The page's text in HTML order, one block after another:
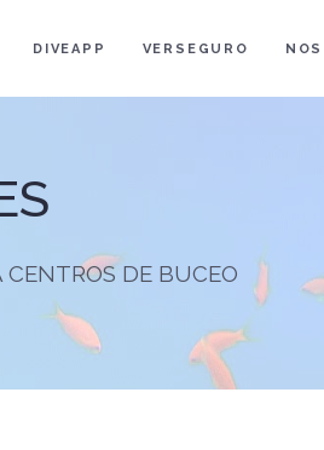
DIVEAPP VERSEGURO
CENTROS DE BUCEO